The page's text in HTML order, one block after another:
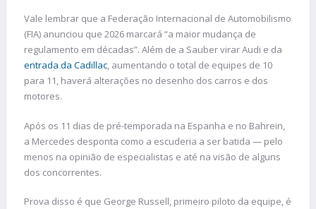
Vale lembrar que a Federação Internacional de Automobilismo
(FIA) anunciou que 2026 marcará “a maior mudança de
regulamento em décadas”. Além de a Sauber virar Audi e da
entrada da Cadillac, aumentando o total de equipes de 10
para 11, haverá alterações no desenho dos carros e dos
motores.
Após os 11 dias de pré-temporada na Espanha e no Bahrein,
a Mercedes desponta como a escuderia a ser batida — pelo
menos na opinião de especialistas e até na visão de alguns
dos concorrentes.
Prova disso é que George Russell, primeiro piloto da equipe, é